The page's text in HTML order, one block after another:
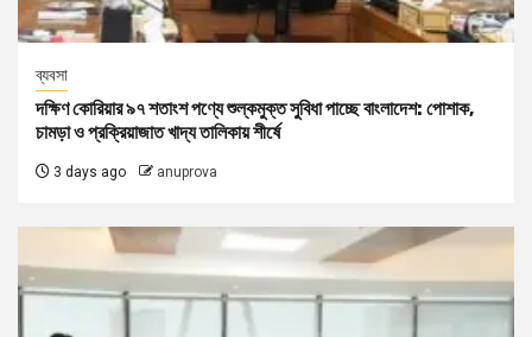
ব্যবসা
দক্ষিণ কোরিয়ার ৯৭ শতাংশ পণ্যে শুল্কমুক্ত সুবিধা পাচ্ছে বাংলাদেশ: পোশাক,
চামড়া ও প্রক্রিয়াজাত খাদ্য তালিকায় শীর্ষে
3 days ago anuprova